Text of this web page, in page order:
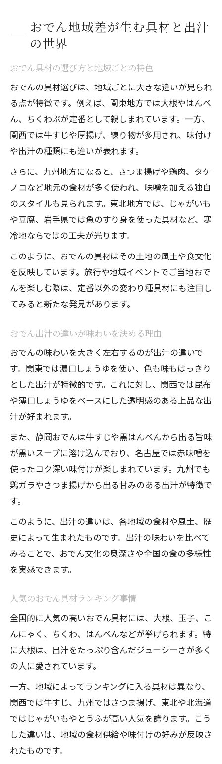
おでん地域差が生む具材と出汁
の世界
おでん具材の選び方と地域ごとの特色
おでんの具材選びは、地域ごとに大きな違いが見られ
る点が特徴です。例えば、関東地方では大根やはんぺ
ん、ちくわぶが定番として親しまれています。一方、
関西では牛すじや厚揚げ、練り物が多用され、味付け
や出汁の種類にも違いが表れます。
さらに、九州地方になると、さつま揚げや鶏肉、タケ
ノコなど地元の食材が多く使われ、味噌を加える独自
のスタイルも見られます。東北地方では、じゃがいも
や豆腐、岩手県では魚のすり身を使った具材など、寒
冷地ならではの工夫が光ります。
このように、おでんの具材はその土地の風土や食文化
を反映しています。旅行や地域イベントでご当地おで
んを楽しむ際は、定番以外の変わり種具材にも注目し
てみると新たな発見があります。
おでん出汁の違いが味わいを決める理由
おでんの味わいを大きく左右するのが出汁の違いで
す。関東では濃口しょうゆを使い、色も味もはっきり
とした出汁が特徴的です。これに対し、関西では昆布
や薄口しょうゆをベースにした透明感のある上品な出
汁が好まれます。
また、静岡おでんは牛すじや黒はんぺんから出る旨味
が黒いスープに溶け込んでおり、名古屋では赤味噌を
使ったコク深い味付けが楽しまれています。九州でも
鶏ガラやさつま揚げから出る甘みのある出汁が特徴で
す。
このように、出汁の違いは、各地域の食材や風土、歴
史によって生まれたものです。出汁の味わいを比べて
みることで、おでん文化の奥深さや全国の食の多様性
を実感できます。
人気のおでん具材ランキング事情
全国的に人気の高いおでん具材には、大根、玉子、こ
んにゃく、ちくわ、はんぺんなどが挙げられます。特
に大根は、出汁をたっぷり含んだジューシーさが多く
の人に愛されています。
一方、地域によってランキングに入る具材は異なり、
関西では牛すじ、九州ではさつま揚げ、東北や北海道
ではじゃがいもやとうふが高い人気を誇ります。こう
した違いは、地域の食材供給や味付けの好みが反映さ
れたものです。